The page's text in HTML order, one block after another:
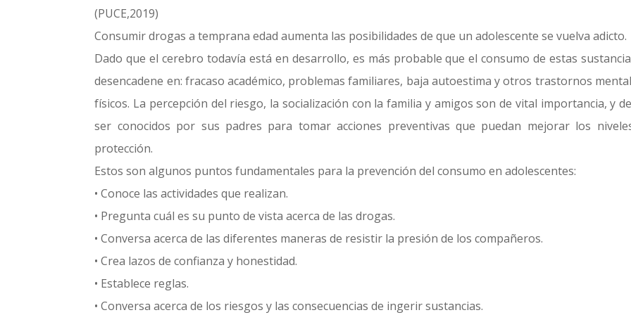
(PUCE,2019)
Consumir drogas a temprana edad aumenta las posibilidades de que un adolescente se vuelva adicto.
Dado que el cerebro todavía está en desarrollo, es más probable que el consumo de estas
desencadene en: fracaso académico, problemas familiares, baja autoestima y otros trastornos
físicos. La percepción del riesgo, la socialización con la familia y amigos son de vital importancia, y
ser conocidos por sus padres para tomar acciones preventivas que puedan mejorar los
protección.
Estos son algunos puntos fundamentales para la prevención del consumo en adolescentes:
• Conoce las actividades que realizan.
• Pregunta cuál es su punto de vista acerca de las drogas.
• Conversa acerca de las diferentes maneras de resistir la presión de los compañeros.
• Crea lazos de confianza y honestidad.
• Establece reglas.
• Conversa acerca de los riesgos y las consecuencias de ingerir sustancias.